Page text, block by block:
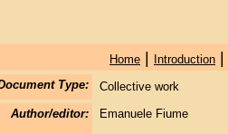
Home| Introduction|
Type:
Collective work
Author/editor:
Emanuele Fiume